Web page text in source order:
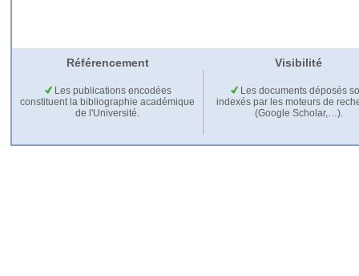
Référencement Visibilité
Les publications encodées
constituent la bibliographie académique
de l'Université.
Les documents déposés
indexés par les moteurs de
(Google Scholar,…).